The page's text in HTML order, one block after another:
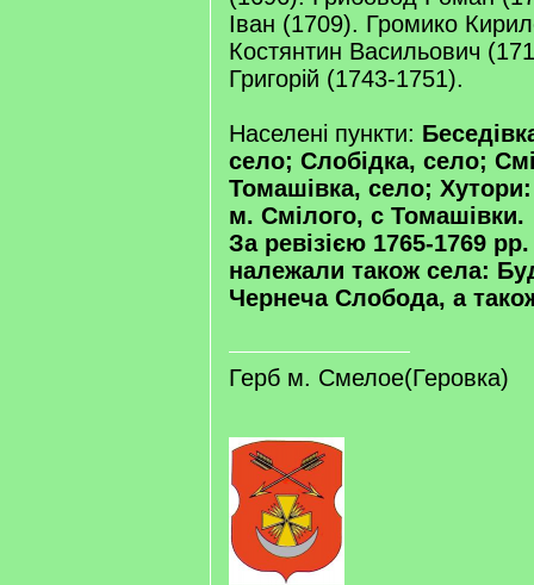
Іван (1709). Громико
Костянтин Васильович
Григорій (1743-1751).
Населені пункти:
село; Слобідка, село;
Томашівка, село; Хутори:
м. Смілого, с Томашівки.
За ревізією 1765-1769
належали також села:
Чернеча Слобода, а
Герб м. Смелое(Геровка)